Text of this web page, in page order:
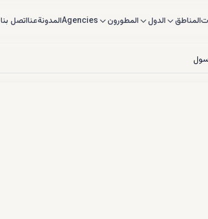
المناطق الدول المطورون Agenciesالمدونةعنااتصل بنا